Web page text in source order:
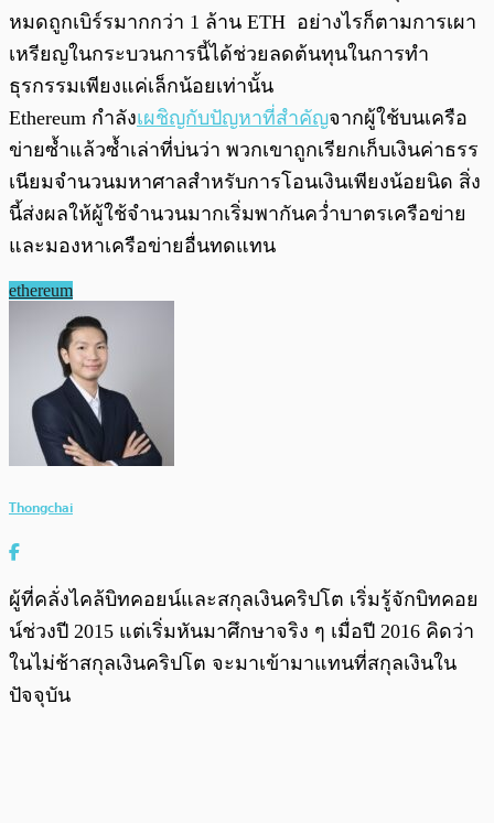
หมดถูกเบิร์รมากกว่า 1 ล้าน ETH อย่างไรก็ตามการเผา
เหรียญในกระบวนการนี้ได้ช่วยลดต้นทุนในการทำ
ธุรกรรมเพียงแค่เล็กน้อยเท่านั้น
Ethereum กำลังเผชิญกับปัญหาที่สำคัญจากผู้ใช้บนเครือ
ข่ายซ้ำแล้วซ้ำเล่าที่บ่นว่า พวกเขาถูกเรียกเก็บเงินค่าธรร
เนียมจำนวนมหาศาลสำหรับการโอนเงินเพียงน้อยนิด สิ่ง
นี้ส่งผลให้ผู้ใช้จำนวนมากเริ่มพากันคว่ำบาตรเครือข่าย
และมองหาเครือข่ายอื่นทดแทน
ethereum
Thongchai
ผู้ที่คลั่งไคล้บิทคอยน์และสกุลเงินคริปโต เริ่มรู้จักบิทคอย
น์ช่วงปี 2015 แต่เริ่มหันมาศึกษาจริง ๆ เมื่อปี 2016 คิดว่า
ในไม่ช้าสกุลเงินคริปโต จะมาเข้ามาแทนที่สกุลเงินใน
ปัจจุบัน